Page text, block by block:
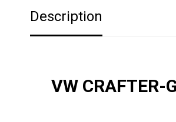
Description
VW CRAFTER-